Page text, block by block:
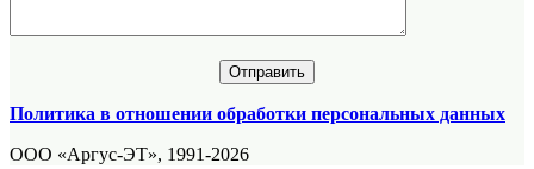
Политика в отношении обработки персональных данных
ООО «Аргус-ЭТ», 1991-2026